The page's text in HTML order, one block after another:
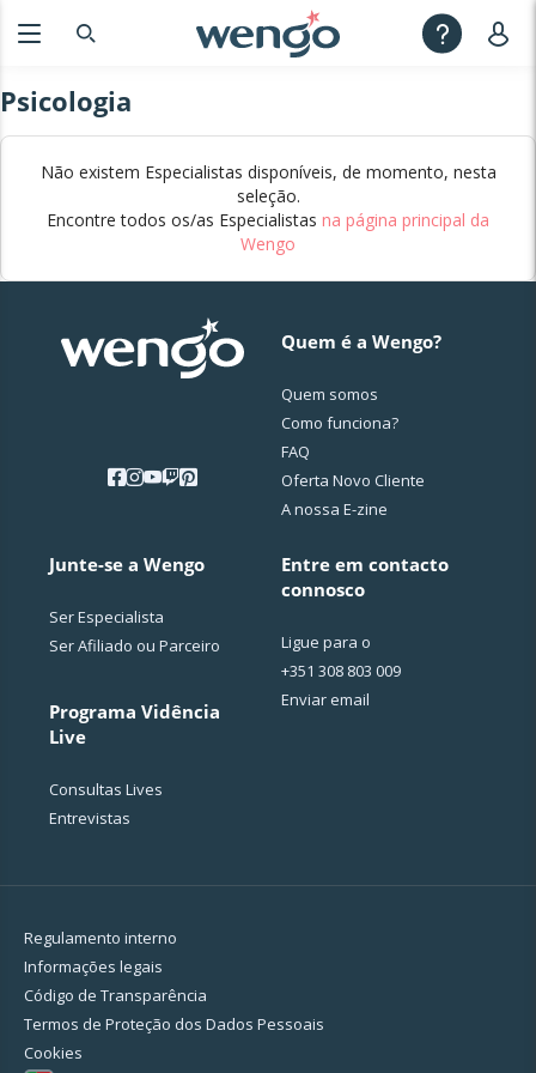
Psicologia
Não existem Especialistas disponíveis, de momento, nesta
seleção.
Encontre todos os/as Especialistas na página principal da
Wengo
Quem é a Wengo?
Quem somos
Como funciona?
FAQ
Oferta Novo Cliente
A nossa E-zine
Junte-se a Wengo
Ser Especialista
Ser Afiliado ou Parceiro
Programa Vidência
Live
Consultas Lives
Entrevistas
Entre em contacto
connosco
Ligue para o
+351 308 803 009
Enviar email
Regulamento interno
Informações legais
Código de Transparência
Termos de Proteção dos Dados Pessoais
Cookies